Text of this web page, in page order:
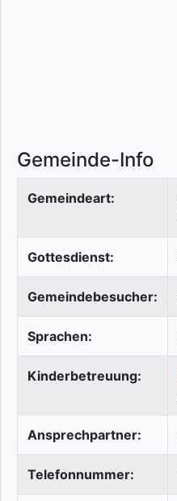
Gemeinde-Info
Gemeindeart:
Gottesdienst:
Gemeindebesucher:
Sprachen:
Kinderbetreuung:
Ansprechpartner:
Telefonnummer: